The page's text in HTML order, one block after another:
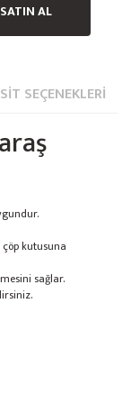
SATIN AL
SEÇENEKLERI
kutusuna
sağlar.